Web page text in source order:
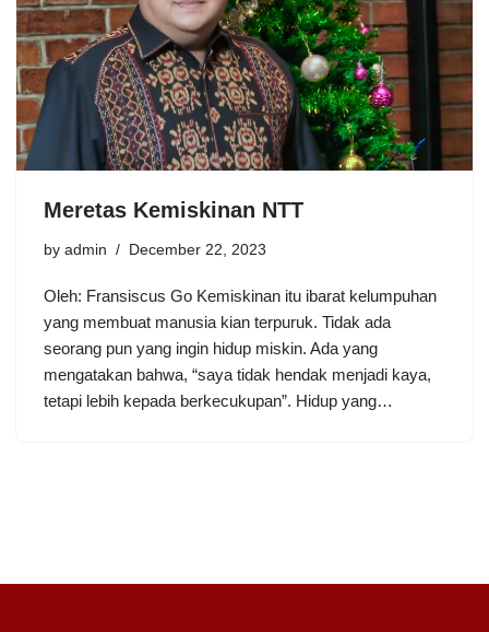
Meretas Kemiskinan NTT
by admin December 22, 2023
Oleh: Fransiscus Go Kemiskinan itu ibarat kelumpuhan
yang membuat manusia kian terpuruk. Tidak ada
seorang pun yang ingin hidup miskin. Ada yang
mengatakan bahwa, “saya tidak hendak menjadi kaya,
tetapi lebih kepada berkecukupan”. Hidup yang…